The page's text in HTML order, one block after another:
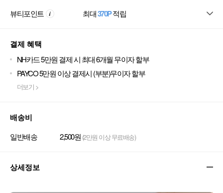
뷰티포인트 최대370P적립
결제 혜택
NH카드 5만원 결제 시 최대 6개월 무이자 할부
PAYCO 5만원 이상 결제시 (부분)무이자 할부
더보기 >
배송비
일반배송 2,500원 (2만원 이상 무료배송)
상세정보